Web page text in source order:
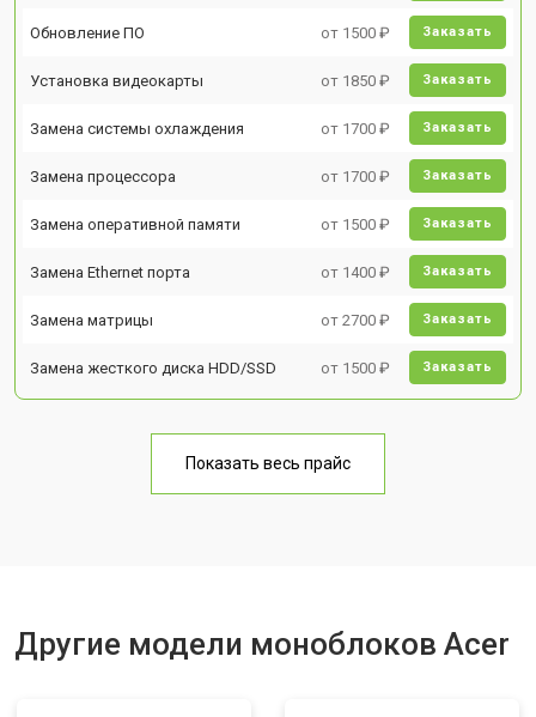
Обновление ПО от 1500 ₽ Заказать
Установка видеокарты от 1850 ₽ Заказать
Замена системы охлаждения от 1700 ₽ Заказать
Замена процессора от 1700 ₽ Заказать
Замена оперативной памяти от 1500 ₽ Заказать
Замена Ethernet порта от 1400 ₽ Заказать
Замена матрицы от 2700 ₽ Заказать
Замена жесткого диска HDD/SSD от 1500 ₽ Заказать
Показать весь прайс
Другие модели моноблоков Acer